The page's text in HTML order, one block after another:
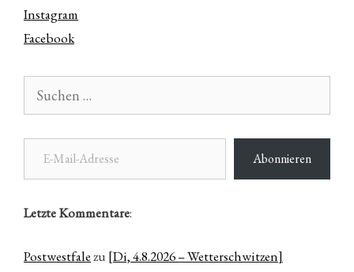
Instagram
Facebook
nach:
E-Mail-Adresse
Abonnieren
Letzte Kommentare:
Postwestfalezu [Di, 4.8.2026 – Wetterschwitzen]